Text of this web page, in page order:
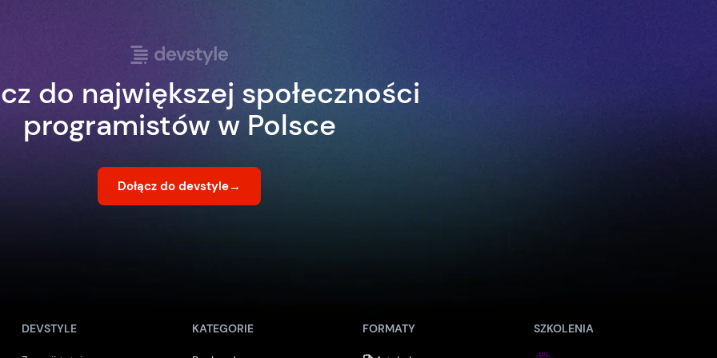
do największej społeczności
programistów w Polsce
Dołącz do devstyle→
DEVSTYLE KATEGORIE FORMATY SZKOLENIA